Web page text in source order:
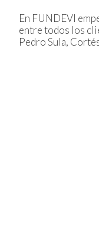
En FUNDEVI
entre todos los
Pedro Sula,